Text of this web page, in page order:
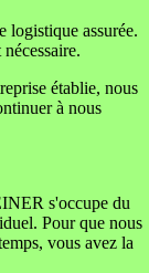
logistique assurée.
établie, nous
à nous
s'occupe du
Pour que nous
vous avez la